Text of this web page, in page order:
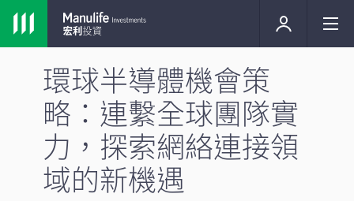
環球半導體機會策
略：連繫全球團隊實
力，探索網絡連接領
域的新機遇